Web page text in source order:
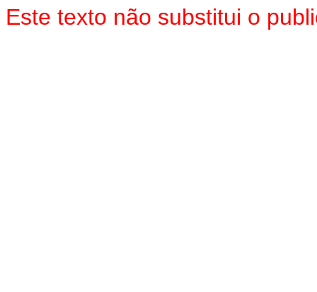
Este texto não substitui o